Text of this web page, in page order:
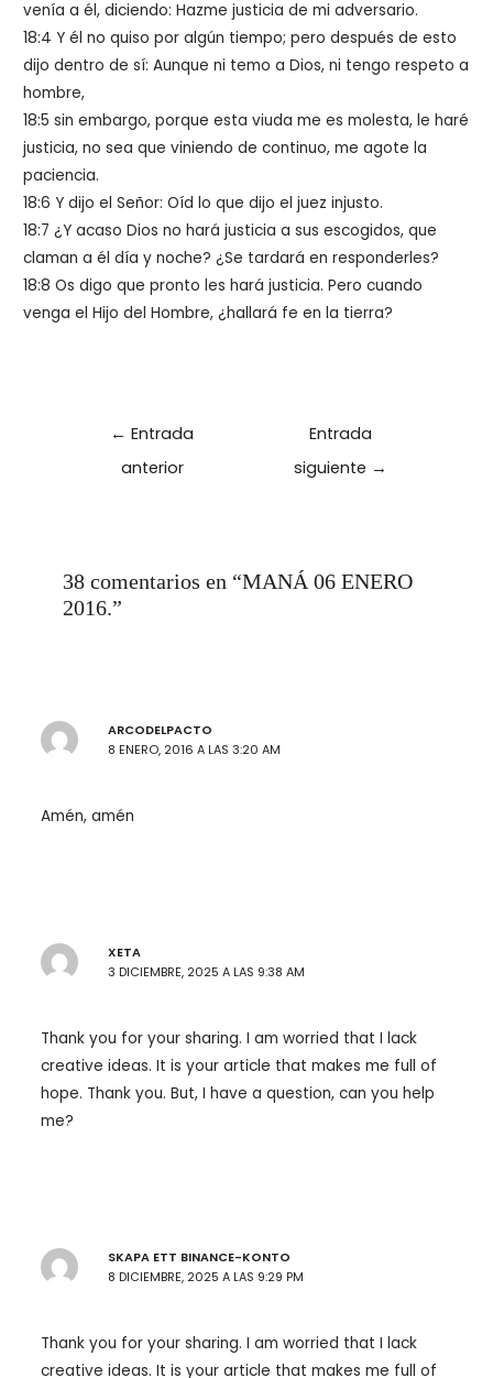
venía a él, diciendo: Hazme justicia de mi adversario.
18:4 Y él no quiso por algún tiempo; pero después de esto
dijo dentro de sí: Aunque ni temo a Dios, ni tengo respeto a
hombre,
18:5 sin embargo, porque esta viuda me es molesta, le haré
justicia, no sea que viniendo de continuo, me agote la
paciencia.
18:6 Y dijo el Señor:Oíd lo que dijo el juez injusto.
18:7 ¿Y acaso Dios no hará justicia a sus escogidos, que
claman a él día y noche? ¿Se tardará en responderles?
18:8 Os digo que pronto les hará justicia. Pero cuando
venga el Hijo del Hombre, ¿hallará fe en la tierra?
Navegación
← Entrada
anterior
Entrada
siguiente →
38 comentarios en “MANÁ 06 ENERO
2016.”
ARCODELPACTO
8 ENERO, 2016 A LAS 3:20 AM
Amén, amén
XETA
3 DICIEMBRE, 2025 A LAS 9:38 AM
Thank you for your sharing. I am worried that I lack
creative ideas. It is your article that makes me full of
hope. Thank you. But, I have a question, can you help
me?
SKAPA ETT BINANCE-KONTO
8 DICIEMBRE, 2025 A LAS 9:29 PM
Thank you for your sharing. I am worried that I lack
creative ideas. It is your article that makes me full of